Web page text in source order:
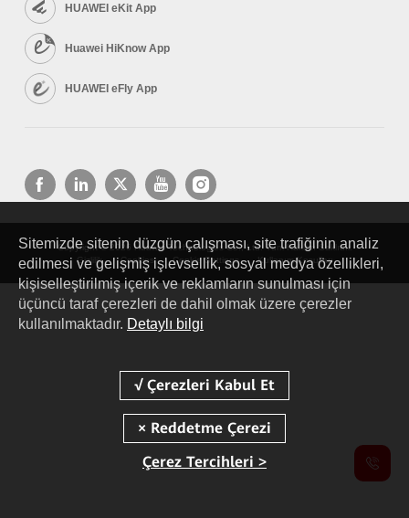
HUAWEI eKit App
Huawei HiKnow App
HUAWEI eFly App
Copyright © 2026 Huawei Technologies Co., Ltd. Tüm Hakları Saklıdır.
Gizlilik
Cookies Cookie Settings Kullanım Koşulları
Sitemizde sitenin düzgün çalışması, site trafiğinin analiz
edilmesi ve gelişmiş işlevsellik, sosyal medya özellikleri,
kişiselleştirilmiş içerik ve reklamların sunulması için
üçüncü taraf çerezleri de dahil olmak üzere çerezler
kullanılmaktadır. Detaylı bilgi
Çerez Tercihleri >